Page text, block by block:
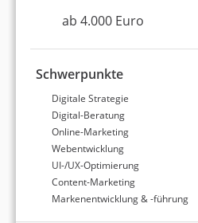
ab 4.000 Euro
Schwerpunkte
Digitale Strategie
Digital-Beratung
Online-Marketing
Webentwicklung
UI-/UX-Optimierung
Content-Marketing
Markenentwicklung & -führung